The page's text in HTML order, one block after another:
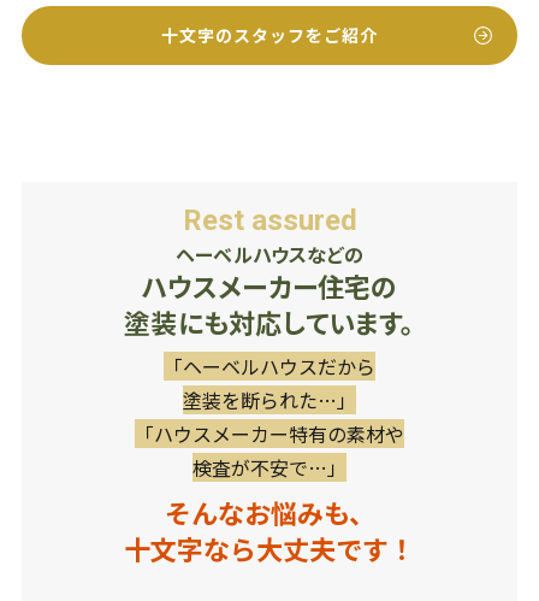
十文字のスタッフをご紹介
Rest assured
ヘーベルハウスなどの
ハウスメーカー住宅の
塗装にも対応しています。
「ヘーベルハウスだから
塗装を断られた…」
「ハウスメーカー特有の素材や
検査が不安で…」
そんなお悩みも、
十文字なら大丈夫です！